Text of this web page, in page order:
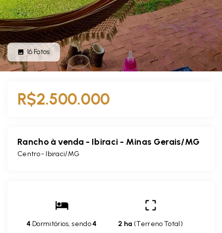
16 Fotos
R$2.500.000
Rancho à venda - Ibiraci - Minas Gerais/MG
Centro - Ibiraci/MG
4 Dormitórios, sendo4
2 ha (Terreno Total)